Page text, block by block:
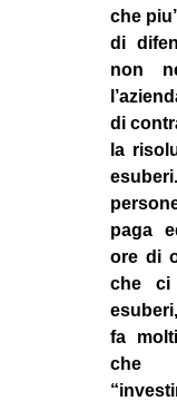
che
di
non
di
la
paga
ore di
che ci
fa
che